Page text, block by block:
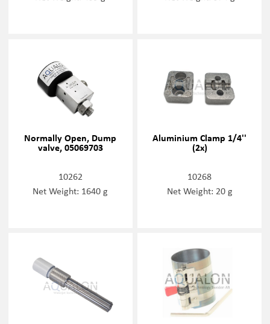
Normally Open, Dump
valve, 05069703
10262
Net Weight: 1640 g
Aluminium Clamp 1/4''
(2x)
10268
Net Weight: 20 g